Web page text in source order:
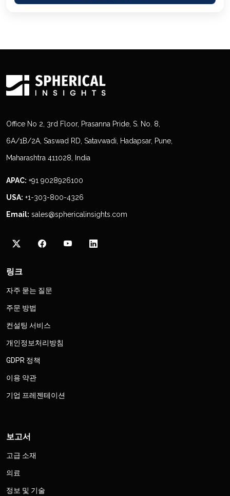
Office No 2, 3rd Floor, Prasanna Pride, S. No. 8,
6A/1B/2A, Saswad RD, Satavwadi, Hadapsar, Pune,
Maharashtra 411028, India
APAC: +91 9028926100
USA: +1-303-800-4326
Email: sales@sphericalinsights.com
링크
자주 묻는 질문
주문 방법
컨설팅 서비스
개인정보처리방침
GDPR 정책
이용 약관
기업 프레젠테이션
보고서
고급 소재
의료
정보 및 기술